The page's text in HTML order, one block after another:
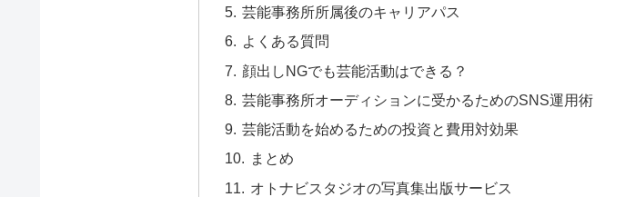
芸能事務所所属後のキャリアパス
よくある質問
顔出しNGでも芸能活動はできる？
芸能事務所オーディションに受かるためのSNS運用術
芸能活動を始めるための投資と費用対効果
まとめ
オトナビスタジオの写真集出版サービス